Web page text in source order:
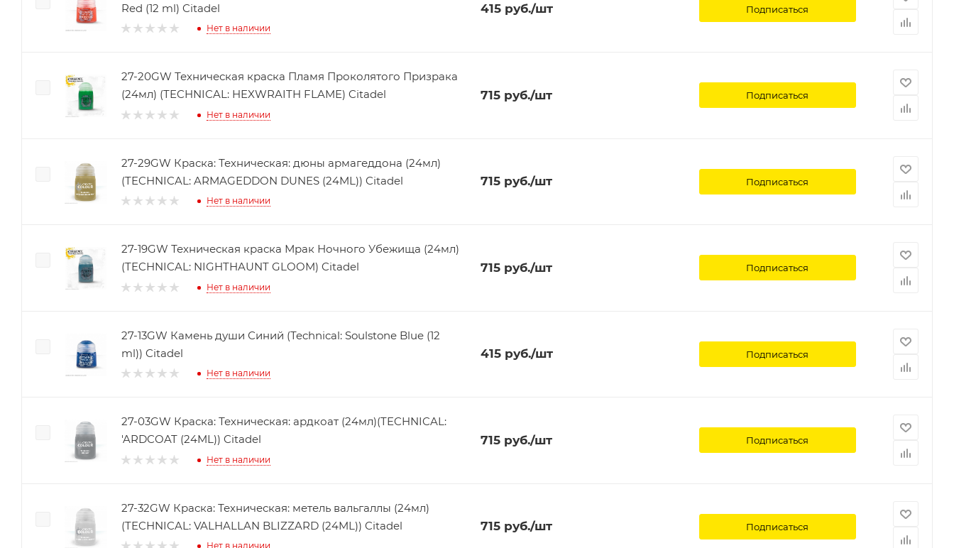
Red (12 ml) Citadel
Нет в наличии
415руб./шт Подписаться
27-20GW Техническая краска Пламя Проколятого Призрака
(24мл) (TECHNICAL: HEXWRAITH FLAME) Citadel
Нет в наличии
715руб./шт Подписаться
27-29GW Краска: Техническая: дюны армагеддона (24мл)
(TECHNICAL: ARMAGEDDON DUNES (24ML)) Citadel
Нет в наличии
715руб./шт Подписаться
27-19GW Техническая краска Мрак Ночного Убежища (24мл)
(TECHNICAL: NIGHTHAUNT GLOOM) Citadel
Нет в наличии
715руб./шт Подписаться
27-13GW Камень души Синий (Technical: Soulstone Blue (12
ml)) Citadel
Нет в наличии
415руб./шт Подписаться
27-03GW Краска: Техническая: ардкоат (24мл)(TECHNICAL:
'ARDCOAT (24ML)) Citadel
Нет в наличии
715руб./шт Подписаться
27-32GW Краска: Техническая: метель вальгаллы (24мл)
(TECHNICAL: VALHALLAN BLIZZARD (24ML)) Citadel
Нет в наличии
715руб./шт Подписаться